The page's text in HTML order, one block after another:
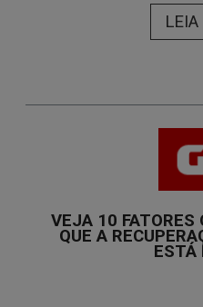
VEJA 10 FATORES
QUE A
ESTÁ